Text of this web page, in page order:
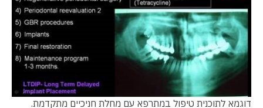
דוגמא לתוכנית טיפול במתרפא עם מחלת חניכיים מתקדמת.